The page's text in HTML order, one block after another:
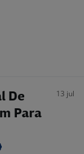
De
Para
13 jul